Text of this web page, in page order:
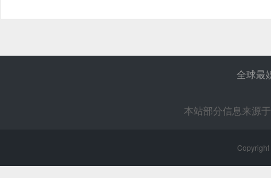
全球最
本站部分信息来源